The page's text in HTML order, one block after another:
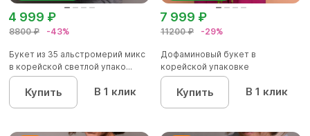
8800 ₽ -43%
4 999 ₽
Букет из 35 альстромерий микс
в корейской светлой упако...
Купить В 1 клик
11200 ₽ -29%
7 999 ₽
Дофаминовый букет в
корейской упаковке
Купить В 1 клик